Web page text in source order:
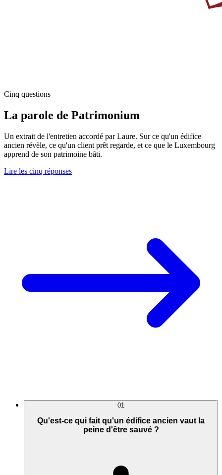
Cinq questions
La parole de Patrimonium
Un extrait de l'entretien accordé par Laure. Sur ce qu'un édifice
ancien révèle, ce qu'un client prêt regarde, et ce que le Luxembourg
apprend de son patrimoine bâti.
Lire les cinq réponses
01
Qu'est-ce qui fait qu'un édifice ancien vaut la
peine d'être sauvé ?